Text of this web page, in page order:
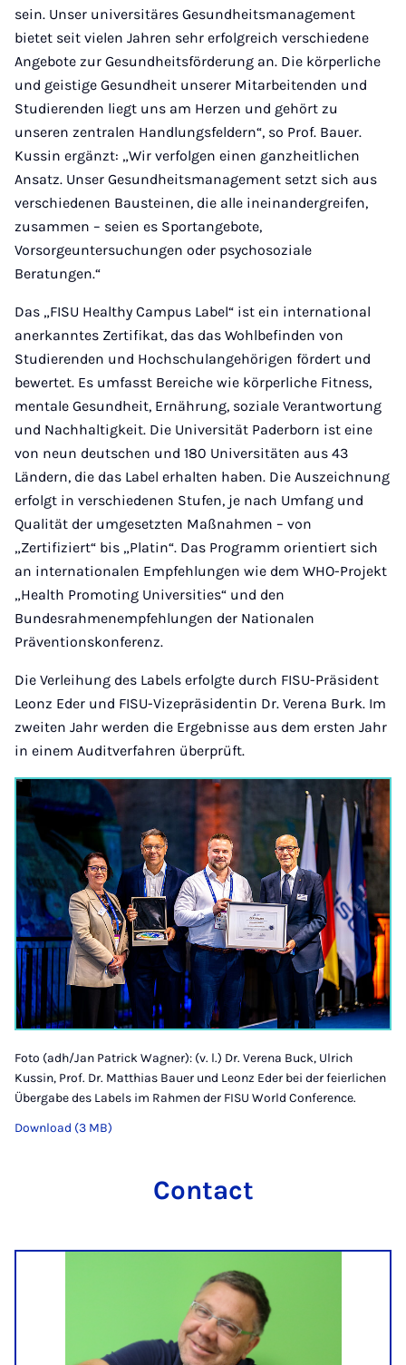
sein. Unser universitäres Gesundheitsmanagement
bietet seit vielen Jahren sehr erfolgreich verschiedene
Angebote zur Gesundheitsförderung an. Die körperliche
und geistige Gesundheit unserer Mitarbeitenden und
Studierenden liegt uns am Herzen und gehört zu
unseren zentralen Handlungsfeldern“, so Prof. Bauer.
Kussin ergänzt: „Wir verfolgen einen ganzheitlichen
Ansatz. Unser Gesundheitsmanagement setzt sich aus
verschiedenen Bausteinen, die alle ineinandergreifen,
zusammen – seien es Sportangebote,
Vorsorgeuntersuchungen oder psychosoziale
Beratungen.“
Das „FISU Healthy Campus Label“ ist ein international
anerkanntes Zertifikat, das das Wohlbefinden von
Studierenden und Hochschulangehörigen fördert und
bewertet. Es umfasst Bereiche wie körperliche Fitness,
mentale Gesundheit, Ernährung, soziale Verantwortung
und Nachhaltigkeit. Die Universität Paderborn ist eine
von neun deutschen und 180 Universitäten aus 43
Ländern, die das Label erhalten haben. Die Auszeichnung
erfolgt in verschiedenen Stufen, je nach Umfang und
Qualität der umgesetzten Maßnahmen – von
„Zertifiziert“ bis „Platin“. Das Programm orientiert sich
an internationalen Empfehlungen wie dem WHO-Projekt
„Health Promoting Universities“ und den
Bundesrahmenempfehlungen der Nationalen
Präventionskonferenz.
Die Verleihung des Labels erfolgte durch FISU-Präsident
Leonz Eder und FISU-Vizepräsidentin Dr. Verena Burk. Im
zweiten Jahr werden die Ergebnisse aus dem ersten Jahr
in einem Auditverfahren überprüft.
Foto (adh/Jan Patrick Wagner): (v. l.) Dr. Verena Buck, Ulrich
Kussin, Prof. Dr. Matthias Bauer und Leonz Eder bei der feierlichen
Übergabe des Labels im Rahmen der FISU World Conference.
Download (3 MB)
Contact